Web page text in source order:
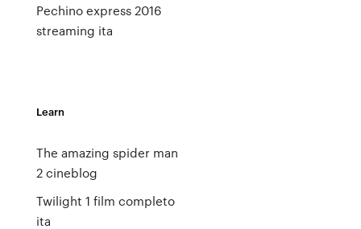
Pechino express 2016
streaming ita
Learn
The amazing spider man
2 cineblog
Twilight 1 film completo
ita